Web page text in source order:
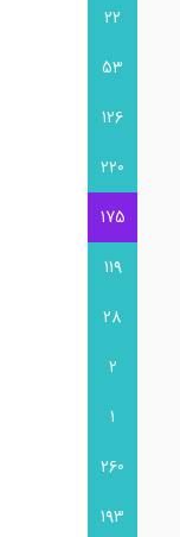
22
53
126
220
175
119
28
2
1
260
193